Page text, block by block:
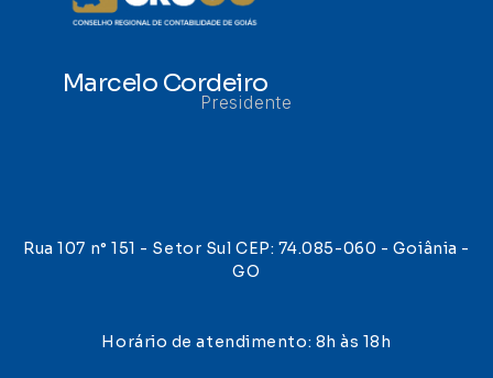
Marcelo Cordeiro
Presidente
Rua 107 n° 151 - Setor Sul CEP: 74.085-060 - Goiânia -
GO
Horário de atendimento: 8h às 18h